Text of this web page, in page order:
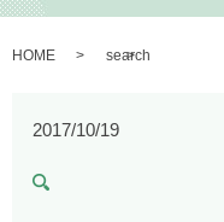
HOME search
2017/10/19